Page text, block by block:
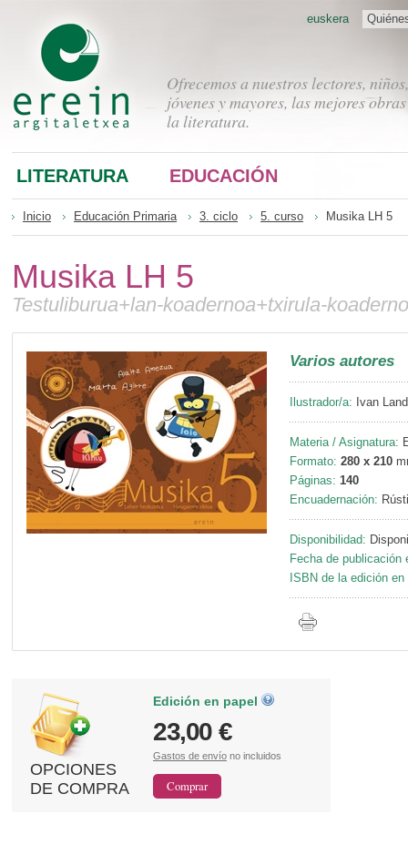
Ofrecemos a nuestros lectores, niños,
jóvenes y mayores, las mejores
la literatura.
euskera
LITERATURA EDUCACIÓN
Inicio Educación Primaria 3. ciclo 5. curso Musika LH 5
Musika LH 5
Testuliburua+lan-koadernoa+txirula-
Varios autores
Ilustrador/a: Ivan
Materia / Asignatura:
Formato: 280 x 210
Páginas: 140
Encuadernación:
Disponibilidad:
Fecha de publicación
ISBN de la edición en
OPCIONES
DE COMPRA
Edición en papel
23,00 €
Gastos de envío no incluidos